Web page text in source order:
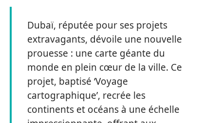
Dubaï, réputée pour ses projets
extravagants, dévoile une nouvelle
prouesse : une carte géante du
monde en plein cœur de la ville. Ce
projet, baptisé ‘Voyage
cartographique’, recrée les
continents et océans à une échelle